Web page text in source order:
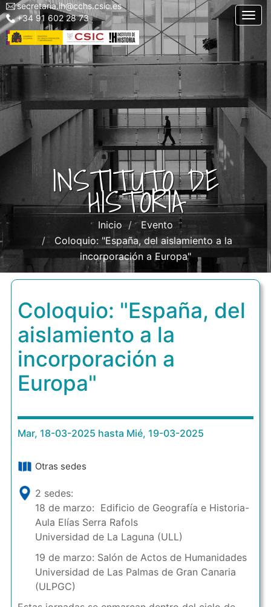
Pasar
al
contenido
Menu
top
left
secretaria.ih@cchs.csic.es
+34 91 602 28 73
INSTITUTO DE
HISTORIA
Inicio
Evento
Coloquio: "España, del aislamiento a la
incorporación a Europa"
Coloquio: "España, del
aislamiento a la
incorporación a
Europa"
Mar, 18-03-2025 hasta Mié, 19-03-2025
Otras sedes
2 sedes:
18 de marzo: Edificio de Geografía e Historia-
Aula Elías Serra Rafols
Universidad de La Laguna (ULL)
19 de marzo: Salón de Actos de Humanidades
Universidad de Las Palmas de Gran Canaria
(ULPGC)